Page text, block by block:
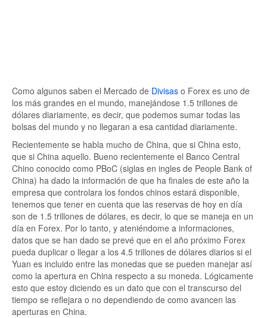
Como algunos saben el Mercado de Divisas o Forex es uno de
los más grandes en el mundo, manejándose 1.5 trillones de
dólares diariamente, es decir, que podemos sumar todas las
bolsas del mundo y no llegaran a esa cantidad diariamente.
Recientemente se habla mucho de China, que si China esto,
que si China aquello. Bueno recientemente el Banco Central
Chino conocido como PBoC (siglas en ingles de People Bank of
China) ha dado la información de que ha finales de este año la
empresa que controlara los fondos chinos estará disponible,
tenemos que tener en cuenta que las reservas de hoy en día
son de 1.5 trillones de dólares, es decir, lo que se maneja en un
día en Forex. Por lo tanto, y ateniéndome a informaciones,
datos que se han dado se prevé que en el año próximo Forex
pueda duplicar o llegar a los 4.5 trillones de dólares diarios si el
Yuan es incluido entre las monedas que se pueden manejar así
como la apertura en China respecto a su moneda. Lógicamente
esto que estoy diciendo es un dato que con el transcurso del
tiempo se reflejara o no dependiendo de como avancen las
aperturas en China.